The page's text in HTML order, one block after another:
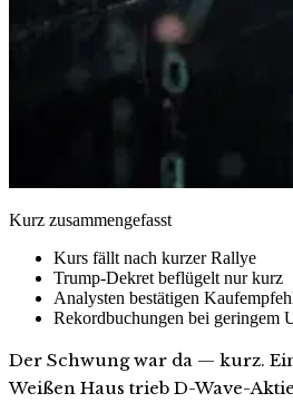
Kurz zusammengefasst
Kurs fällt nach kurzer Rallye
Trump-Dekret beflügelt nur kurz
Analysten bestätigen
Rekordbuchungen bei geringem
Der Schwung war da — kurz.
Weißen Haus trieb D-Wave-